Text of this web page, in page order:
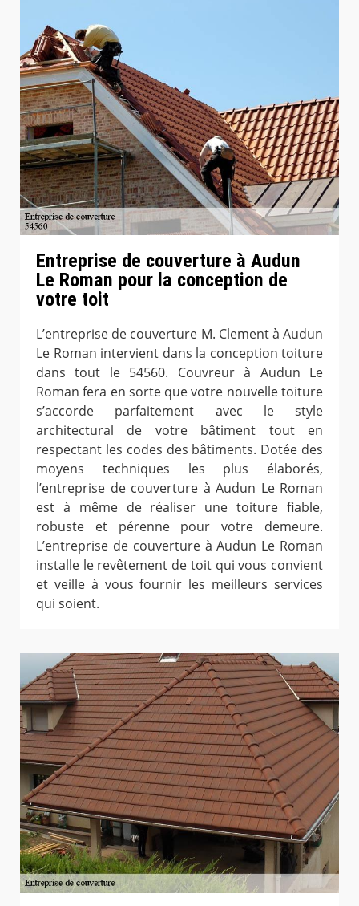
Entreprise de couverture à Audun
Le Roman pour la conception de
votre toit
L’entreprise de couverture M. Clement à Audun
Le Roman intervient dans la conception toiture
dans tout le 54560. Couvreur à Audun Le
Roman fera en sorte que votre nouvelle toiture
s’accorde parfaitement avec le style
architectural de votre bâtiment tout en
respectant les codes des bâtiments. Dotée des
moyens techniques les plus élaborés,
l’entreprise de couverture à Audun Le Roman
est à même de réaliser une toiture fiable,
robuste et pérenne pour votre demeure.
L’entreprise de couverture à Audun Le Roman
installe le revêtement de toit qui vous convient
et veille à vous fournir les meilleurs services
qui soient.